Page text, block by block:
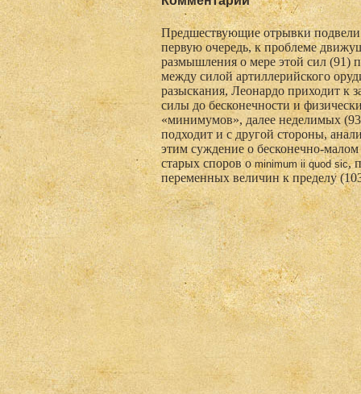
Предшествующие отрывки
первую очередь, к проблеме
размышления о мере этой сил (91)
между силой артиллерийского
разыскания, Леонардо приходит к
силы до бесконечности и
«минимумов», далее неделимых
подходит и с другой стороны,
этим суждение о бесконечно-
старых споров оminimum ii quod sic,
переменных величин к пределу